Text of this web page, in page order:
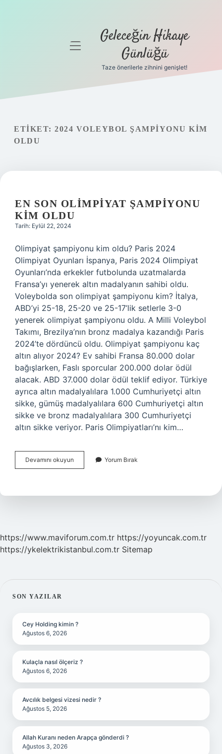
Gizlilik
Yasal Uyarı
menüyü Geleceğin Hikaye
Günlüğü
Taze önerilerle zihnini genişlet!
ETIKET: 2024 VOLEYBOL ŞAMPIYONU KIM
OLDU
EN SON OLIMPIYAT ŞAMPIYONU
KIM OLDU
Tarih: Eylül 22, 2024
Olimpiyat şampiyonu kim oldu? Paris 2024
Olimpiyat Oyunları İspanya, Paris 2024 Olimpiyat
Oyunları’nda erkekler futbolunda uzatmalarda
Fransa’yı yenerek altın madalyanın sahibi oldu.
Voleybolda son olimpiyat şampiyonu kim? İtalya,
ABD’yi 25-18, 25-20 ve 25-17’lik setlerle 3-0
yenerek olimpiyat şampiyonu oldu. A Milli Voleybol
Takımı, Brezilya’nın bronz madalya kazandığı Paris
2024’te dördüncü oldu. Olimpiyat şampiyonu kaç
altın alıyor 2024? Ev sahibi Fransa 80.000 dolar
bağışlarken, Faslı sporcular 200.000 dolar ödül
alacak. ABD 37.000 dolar ödül teklif ediyor. Türkiye
ayrıca altın madalyalılara 1.000 Cumhuriyetçi altın
sikke, gümüş madalyalılara 600 Cumhuriyetçi altın
sikke ve bronz madalyalılara 300 Cumhuriyetçi
altın sikke veriyor. Paris Olimpiyatları’nı kim…
Devamını okuyun
Son
Kim
Yorum Bırak
https://www.maviforum.com.tr https://yoyuncak.com.tr
https://ykelektrikistanbul.com.tr Sitemap
SIDEBAR
SON YAZILAR
Cey Holding kimin ?
Ağustos 6, 2026
Kulaçla nasıl ölçeriz ?
Ağustos 6, 2026
Avcılık belgesi vizesi nedir ?
Ağustos 5, 2026
Allah Kuranı neden Arapça gönderdi ?
Ağustos 3, 2026